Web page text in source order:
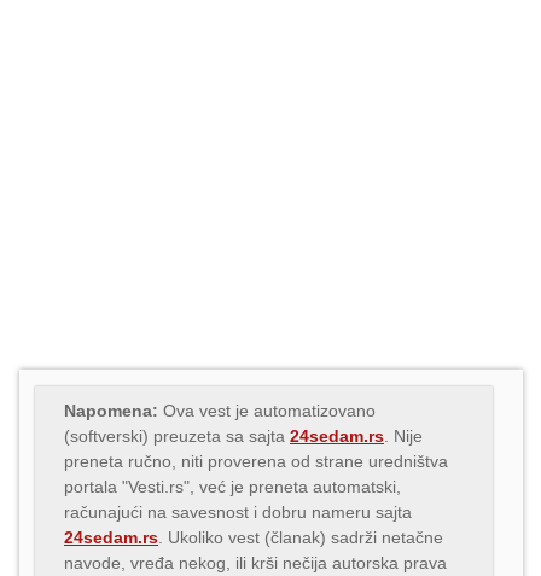
Napomena: Ova vest je automatizovano
(softverski) preuzeta sa sajta 24sedam.rs . Nije
preneta ručno, niti proverena od strane uredništva
portala "Vesti.rs", već je preneta automatski,
računajući na savesnost i dobru nameru sajta
24sedam.rs . Ukoliko vest (članak) sadrži netačne
navode, vređa nekog, ili krši nečija autorska prava